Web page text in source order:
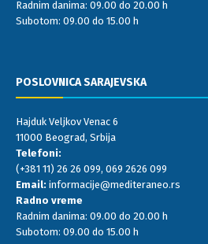
,
info@mediteraneo.rs
Subotom: 09.00 do 15.00 h
POSLOVNICA SARAJEVSKA
Hajduk Veljkov Venac 6
11000 Beograd, Srbija
(+381 11) 26 26 099
informacije@mediteraneo.rs